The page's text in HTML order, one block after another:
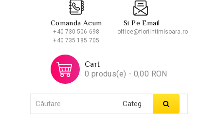
Comanda Acum
+40 730 506 698
+40 735 185 705
Si Pe Email
office@floriintimisoara.ro
Cart
0 produs(e) - 0,00 RON